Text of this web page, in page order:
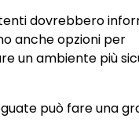
dovrebbero
anche opzioni per
un ambiente più
può fare una